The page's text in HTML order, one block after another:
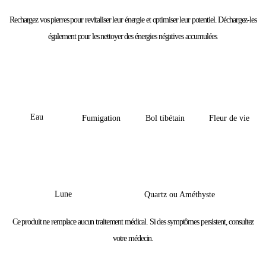
Rechargez vos pierres pour revitaliser leur énergie et optimiser leur potentiel. Déchargez-les
également pour les nettoyer des énergies négatives accumulées.
Eau Fumigation Bol tibétain Fleur de vie
Lune Quartz ou Améthyste
Ce produit ne remplace aucun traitement médical. Si des symptômes persistent, consultez
votre médecin.